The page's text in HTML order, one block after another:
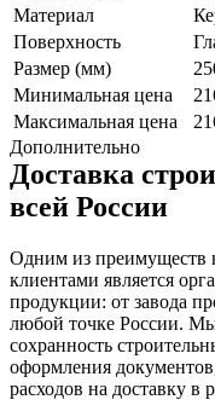
Материал
Поверхность
Размер (мм)
Минимальная цена
Максимальная цена
Дополнительно
Доставка
всей России
Одним из преимуществ
клиентами является
продукции: от завода
любой точке России. Мы
сохранность
оформления
расходов на доставку в